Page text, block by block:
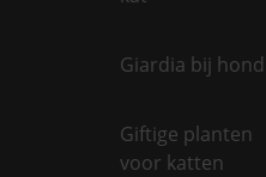
Giardia bij hond
Giftige planten
voor katten